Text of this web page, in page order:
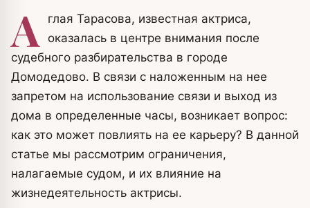
А
глая Тарасова, известная актриса,
оказалась в центре внимания после
судебного разбирательства в городе
Домодедово. В связи с наложенным на нее
запретом на использование связи и выход из
дома в определенные часы, возникает вопрос:
как это может повлиять на ее карьеру? В данной
статье мы рассмотрим ограничения,
налагаемые судом, и их влияние на
жизнедеятельность актрисы.